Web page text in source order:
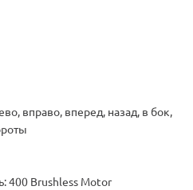
вправо, вперед, назад, в бок,
400 Brushless Motor